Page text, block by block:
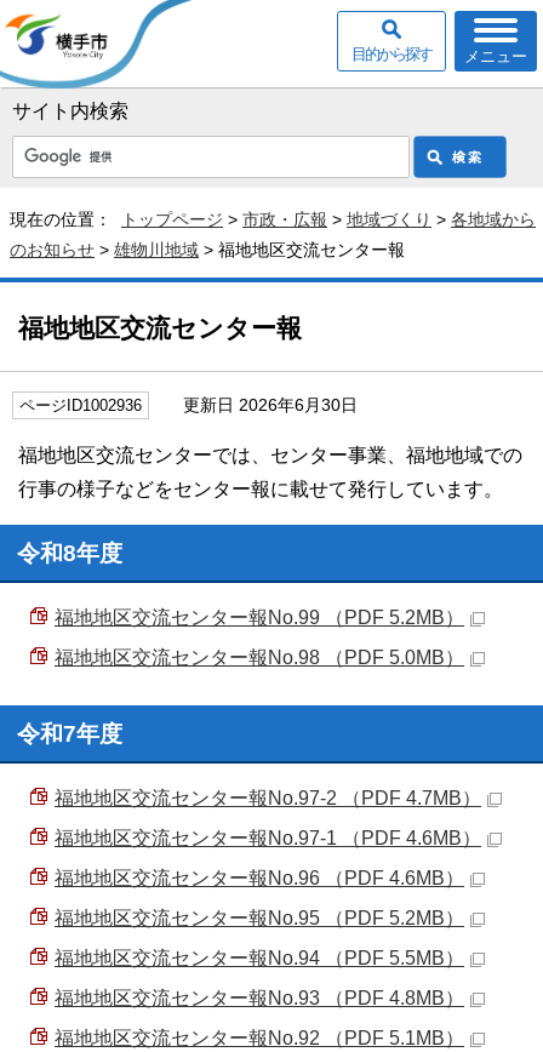
サイト内検索
メニュー
目的から探す
現在の位置： トップページ > 市政・広報 > 地域づくり > 各地域から
のお知らせ > 雄物川地域 > 福地地区交流センター報
福地地区交流センター報
ページID1002936 更新日 2026年6月30日
福地地区交流センターでは、センター事業、福地地域での
行事の様子などをセンター報に載せて発行しています。
令和8年度
福地地区交流センター報No.99 （PDF 5.2MB）
福地地区交流センター報No.98 （PDF 5.0MB）
令和7年度
福地地区交流センター報No.97-2 （PDF 4.7MB）
福地地区交流センター報No.97-1 （PDF 4.6MB）
福地地区交流センター報No.96 （PDF 4.6MB）
福地地区交流センター報No.95 （PDF 5.2MB）
福地地区交流センター報No.94 （PDF 5.5MB）
福地地区交流センター報No.93 （PDF 4.8MB）
福地地区交流センター報No.92 （PDF 5.1MB）